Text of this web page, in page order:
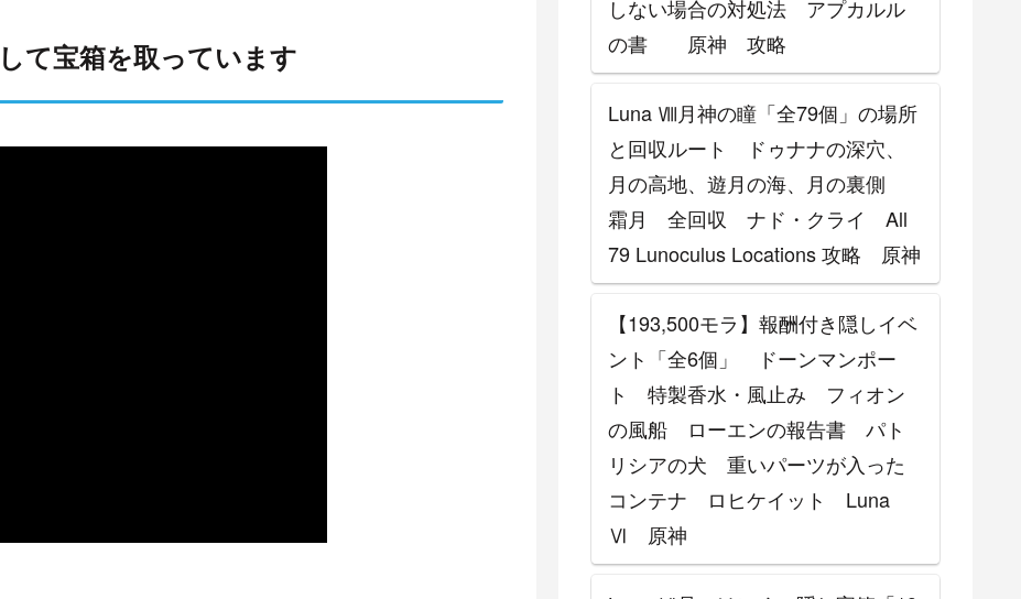
て宝箱を取っています
しない場合の対処法 アプカルル
の書 原神 攻略
Luna Ⅷ月神の瞳「全79個」の場所
と回収ルート ドゥナナの深穴、
月の高地、遊月の海、月の裏側
霜月 全回収 ナド・クライ All
79 Lunoculus Locations 攻略 原神
【193,500モラ】報酬付き隠しイベ
ント「全6個」 ドーンマンポー
ト 特製香水・風止み フィオン
の風船 ローエンの報告書 パト
リシアの犬 重いパーツが入った
コンテナ ロヒケイット Luna
Ⅵ 原神